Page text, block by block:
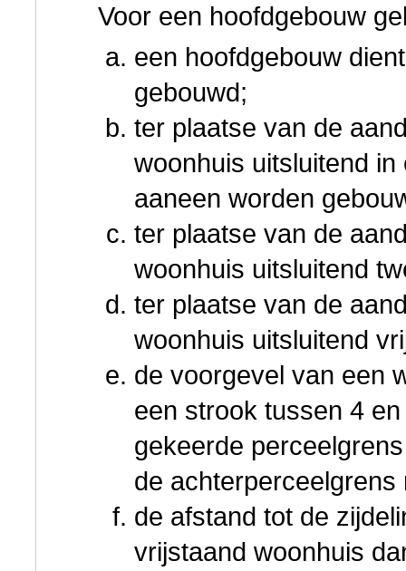
Voor een hoofdgebouw
een hoofdgebouw
gebouwd;
ter plaatse van de
woonhuis uitsluitend
aaneen worden
ter plaatse van de
woonhuis uitsluitend
ter plaatse van de
woonhuis uitsluitend
de voorgevel van een
een strook tussen 4
gekeerde
de
de afstand tot de
vrijstaand woonhuis